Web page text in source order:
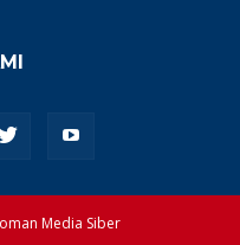
Media Siber